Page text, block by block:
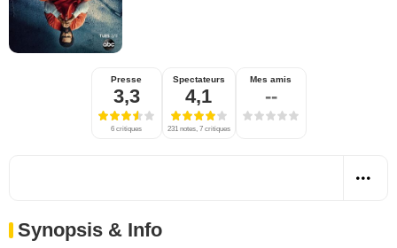
Presse
3,3
6 critiques
Spectateurs
4,1
231 notes, 7 critiques
Mes amis
--
Synopsis & Info